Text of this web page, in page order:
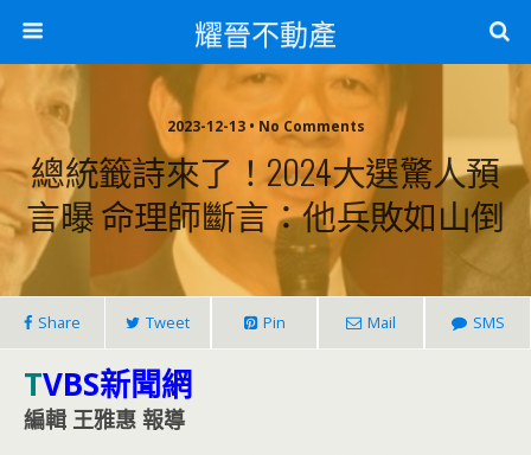
耀晉不動產
2023-12-13 • No Comments
總統籤詩來了！2024大選驚人預
言曝 命理師斷言：他兵敗如山倒
Share Tweet Pin Mail SMS
TVBS新聞網
編輯 王雅惠 報導